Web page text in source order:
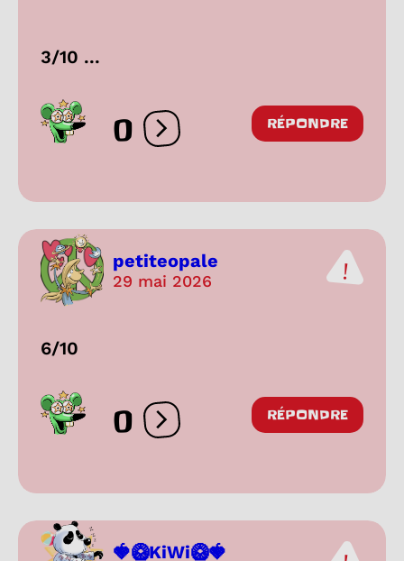
3/10 ...
0 Ouvrir les réactions
RÉPONDRE
petiteopale
29 mai 2026
6/10
0 Ouvrir les réactions
RÉPONDRE
🍓🥝KiWi🥝🍓